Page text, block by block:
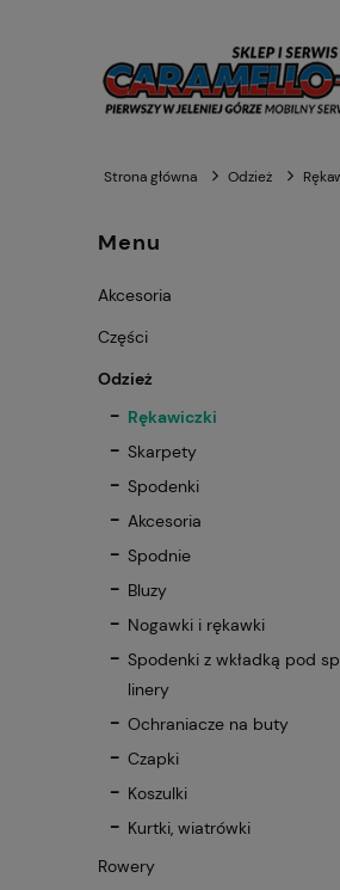
Strona główna Odzież
Menu
Akcesoria
Części
Odzież
Rękawiczki
Skarpety
Spodenki
Akcesoria
Spodnie
Bluzy
Nogawki i rękawki
Spodenki z wkładką pod
linery
Ochraniacze na buty
Czapki
Koszulki
Kurtki, wiatrówki
Rowery